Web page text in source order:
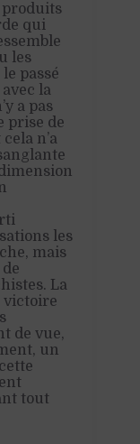
produits
qui
les
passé
la
a pas
prise de
n’a
les
mais
La
victoire
de vue,
un
tout